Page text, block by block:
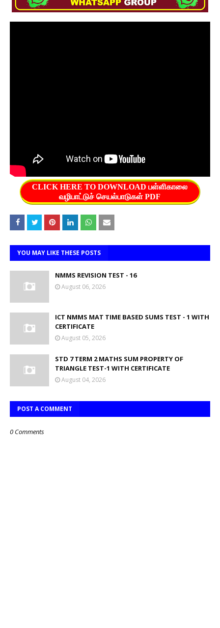
CLICK HERE TO DOWNLOAD பள்ளிகாலை
வழிபாட்டுச் செயல்பாடுகள் PDF
YOU MAY LIKE THESE POSTS
NMMS REVISION TEST - 16
August 06, 2026
ICT NMMS MAT TIME BASED SUMS TEST - 1 WITH
CERTIFICATE
August 05, 2026
STD 7 TERM 2 MATHS SUM PROPERTY OF
TRIANGLE TEST-1 WITH CERTIFICATE
August 04, 2026
POST A COMMENT
0 Comments